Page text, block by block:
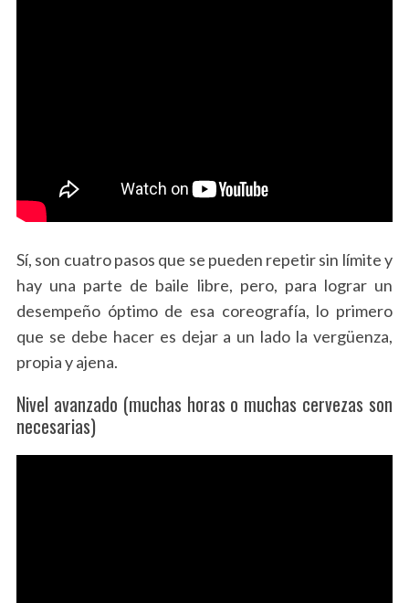
Sí, son cuatro pasos que se pueden repetir sin límite y
hay una parte de baile libre, pero, para lograr un
desempeño óptimo de esa coreografía, lo primero
que se debe hacer es dejar a un lado la vergüenza,
propia y ajena.
Nivel avanzado (muchas horas o muchas cervezas son
necesarias)